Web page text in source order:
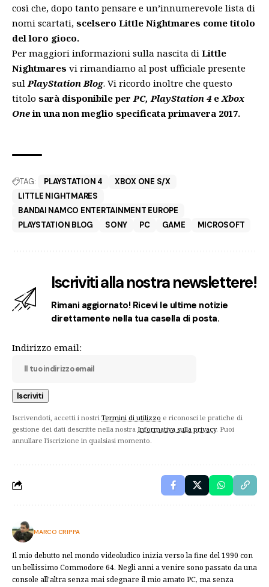
così che, dopo tanto pensare e un’innumerevole lista di
nomi scartati, scelsero Little Nightmares come titolo
del loro gioco.
Per maggiori informazioni sulla nascita di Little
Nightmares vi rimandiamo al post ufficiale presente
sulPlayStation Blog. Vi ricordo inoltre che questo
titolo sarà disponibile perPC, PlayStation 4 eXbox
Onein una non meglio specificata primavera 2017.
TAG: PLAYSTATION 4
XBOX ONE S/X
LITTLE NIGHTMARES
BANDAI NAMCO ENTERTAINMENT EUROPE
PLAYSTATION BLOG
SONY PC GAME MICROSOFT
Iscriviti alla nostra newslettere!
Rimani aggiornato! Ricevi le ultime notizie
direttamente nella tua casella di posta.
Indirizzo email:
Iscrivendoti, accetti i nostri Termini di utilizzo e riconosci le pratiche di
gestione dei dati descritte nella nostra Informativa sulla privacy. Puoi
annullare l'iscrizione in qualsiasi momento.
MARCO CRIPPA
Il mio debutto nel mondo videoludico inizia verso la fine del 1990 con
un bellissimo Commodore 64. Negli anni a venire sono passato da una
console all'altra senza mai sdegnare il mio amato PC, ma senza